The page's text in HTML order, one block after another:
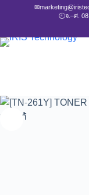
✉
🕘จ.–ศ.